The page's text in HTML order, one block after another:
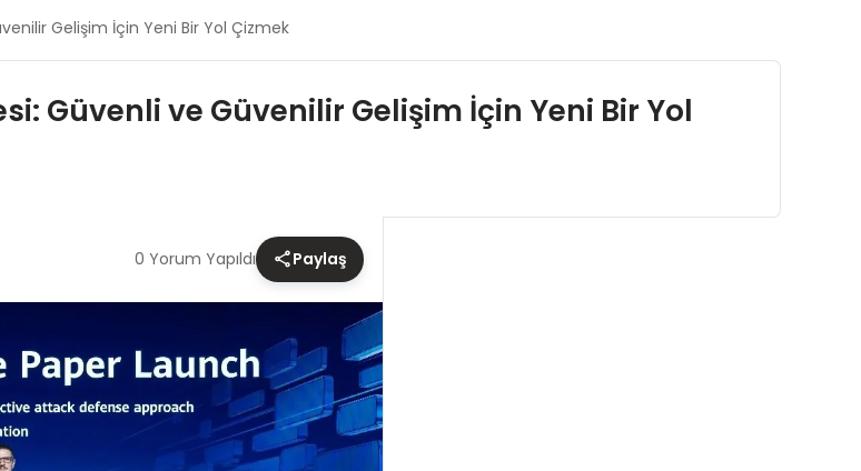
Gelişim İçin Yeni Bir Yol Çizmek
Güvenli ve Güvenilir Gelişim İçin Yeni Bir Yol
0 Yorum Yapıldı Paylaş